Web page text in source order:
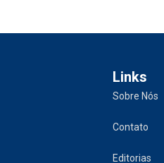
Links
Sobre Nós
Contato
Editorias